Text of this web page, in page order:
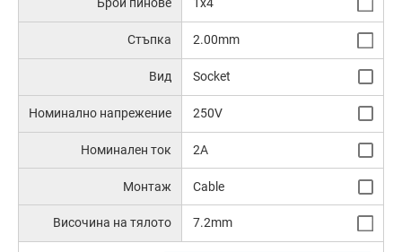
Стъпка 2.00mm
Вид Socket
Номинално напрежение 250V
Номинален ток 2A
Монтаж Cable
Височина на тялото 7.2mm